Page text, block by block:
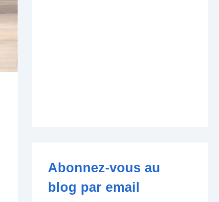
Abonnez-vous au
blog par email